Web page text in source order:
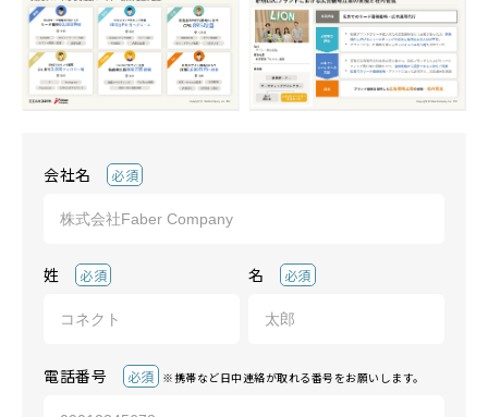
会社名 必須
姓 必須 名 必須
電話番号 必須 ※携帯など日中連絡が取れる番号をお願いします。